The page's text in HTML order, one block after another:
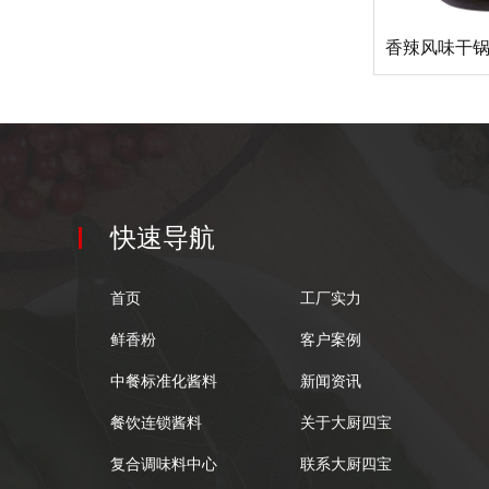
香辣风味干
快速导航
首页 工厂实力
鲜香粉 客户案例
中餐标准化酱料 新闻资讯
餐饮连锁酱料 关于大厨四宝
复合调味料中心 联系大厨四宝